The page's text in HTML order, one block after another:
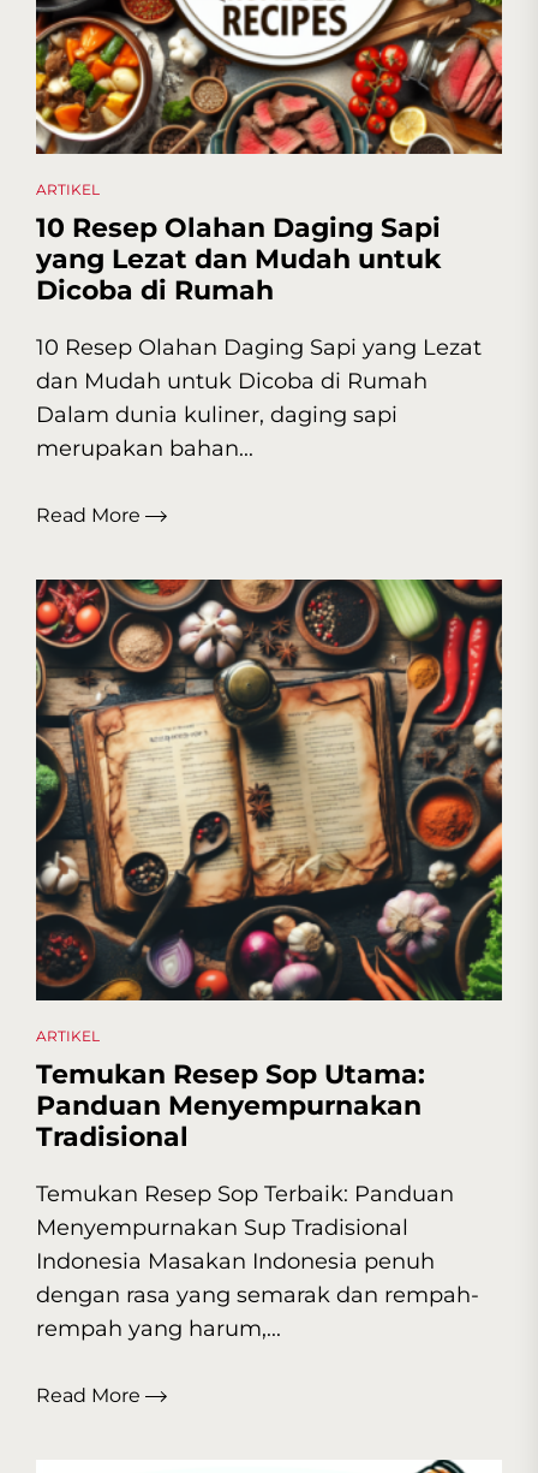
ARTIKEL
10 Resep Olahan Daging Sapi
yang Lezat dan Mudah untuk
Dicoba di Rumah
10 Resep Olahan Daging Sapi yang Lezat
dan Mudah untuk Dicoba di Rumah
Dalam dunia kuliner, daging sapi
merupakan bahan...
Read More
ARTIKEL
Temukan Resep Sop Utama:
Panduan Menyempurnakan
Tradisional
Temukan Resep Sop Terbaik: Panduan
Menyempurnakan Sup Tradisional
Indonesia Masakan Indonesia penuh
dengan rasa yang semarak dan rempah-
rempah yang harum,...
Read More